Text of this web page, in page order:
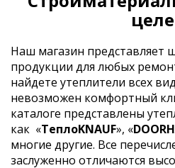
Наш магазин представляет
продукции для любых
найдете утеплители всех
невозможен комфортный
каталоге представлены
как «ТеплоKNAUF», «
многие другие. Все
заслуженно отличаются